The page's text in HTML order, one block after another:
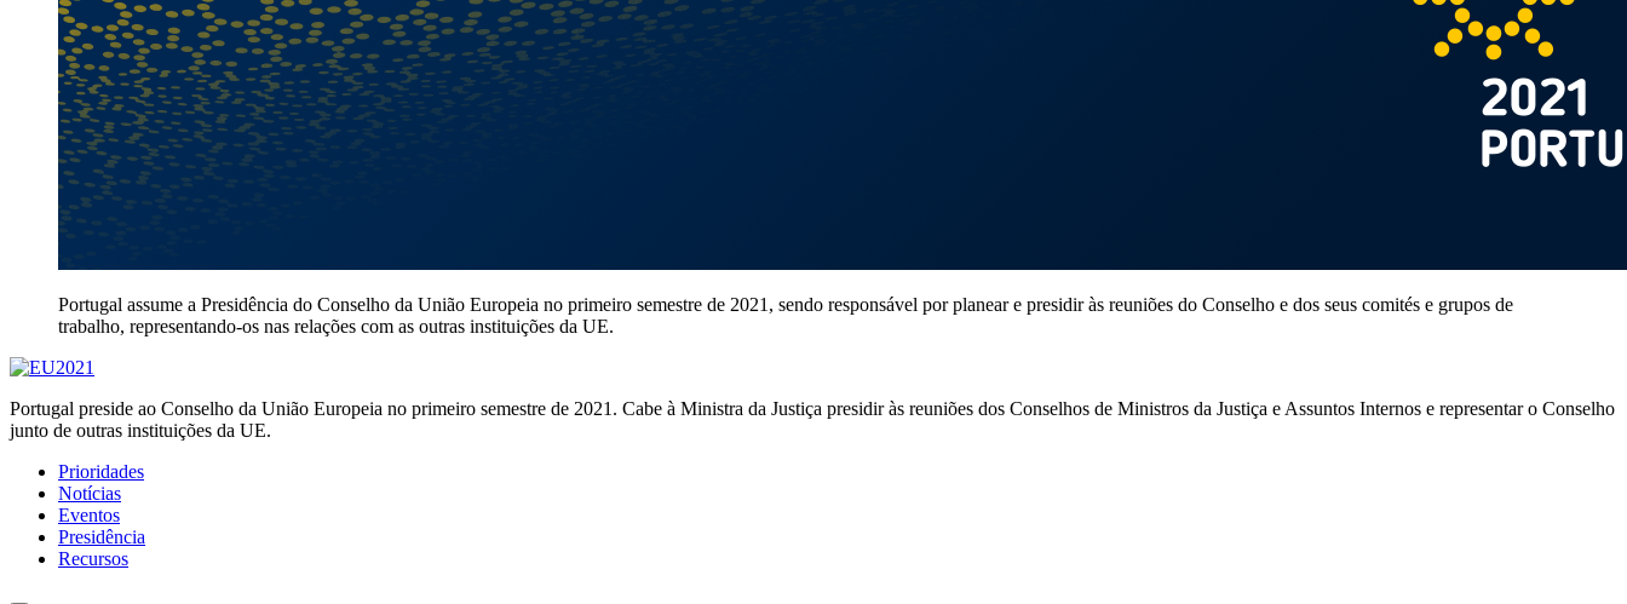
Portugal assume a Presidência do Conselho da União Europeia no primeiro semestre de 2021, sendo responsável por planear e presidir às reuniões do Conselho e dos seus comités e grupos de
trabalho, representando-os nas relações com as outras instituições da UE.
Portugal preside ao Conselho da União Europeia no primeiro semestre de 2021. Cabe à Ministra da Justiça presidir às reuniões dos Conselhos de Ministros da Justiça e Assuntos Internos e representar o Conselho
junto de outras instituições da UE.
Prioridades
Notícias
Eventos
Presidência
Recursos